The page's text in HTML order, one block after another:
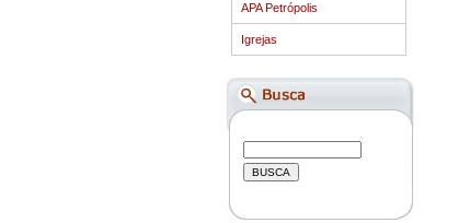
APA Petrópolis
Igrejas